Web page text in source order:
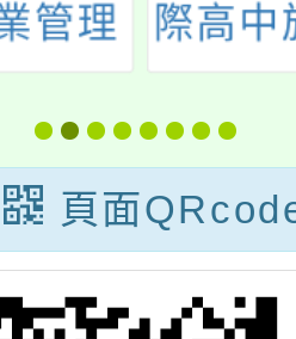
年6
放日
暨校
活動
等學
聯合
執行
度高
藝術
頁面